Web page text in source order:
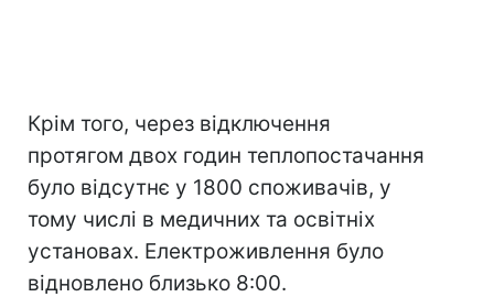
Крім того, через відключення
протягом двох годин теплопостачання
було відсутнє у 1800 споживачів, у
тому числі в медичних та освітніх
установах. Електроживлення було
відновлено близько 8:00.